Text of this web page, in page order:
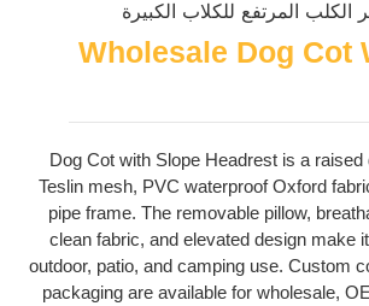
Wholesale Dog Cot
Dog Cot with Slope Headrest is a
Teslin mesh, PVC waterproof Oxford
pipe frame. The removable pillow,
clean fabric, and elevated design make
outdoor, patio, and camping use. Custom
packaging are available for wholesale,